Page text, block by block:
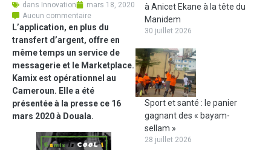
dans Innovation
mars 18, 2020
Aucun commentaire
L’application, en plus du
transfert d’argent, offre en
même temps un service de
messagerie et le Marketplace.
Kamix est opérationnel au
Cameroun. Elle a été
présentée à la presse ce 16
mars 2020 à Douala.
à Anicet Ekane à la tête du
Manidem
30 juillet 2026
Sport et santé : le panier
gagnant des « bayam-
sellam »
28 juillet 2026